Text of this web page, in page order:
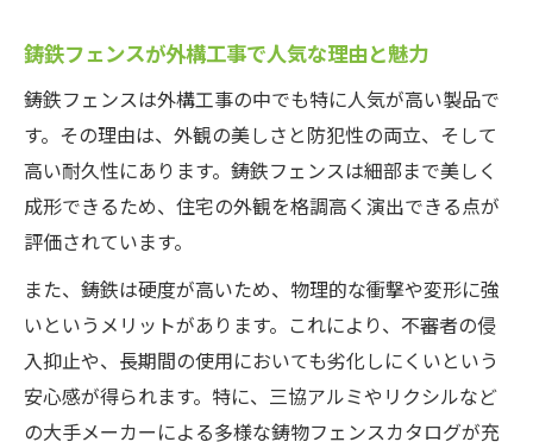
果
鋳物フェンスの長寿命化と外構工事の工夫
点
外構工事で耐久性を重視した鋳鉄製品の選
び方
よくある鋳鉄製品のデメリットと対策とは
鋳物フェンスのデメリットを外構工事で抑
える工夫
外構工事で直面する鋳鉄製品の重さ対策と
コツ
鋳鉄製品の錆びを防ぐ外構工事でのメンテ
鋳鉄フェンスが外構工事で人気な理由と魅力
鋳鉄フェンスは外構工事の中でも特に人気が高い製品で
す。その理由は、外観の美しさと防犯性の両立、そして
高い耐久性にあります。鋳鉄フェンスは細部まで美しく
成形できるため、住宅の外観を格調高く演出できる点が
評価されています。
また、鋳鉄は硬度が高いため、物理的な衝撃や変形に強
いというメリットがあります。これにより、不審者の侵
入抑止や、長期間の使用においても劣化しにくいという
安心感が得られます。特に、三協アルミやリクシルなど
の大手メーカーによる多様な鋳物フェンスカタログが充